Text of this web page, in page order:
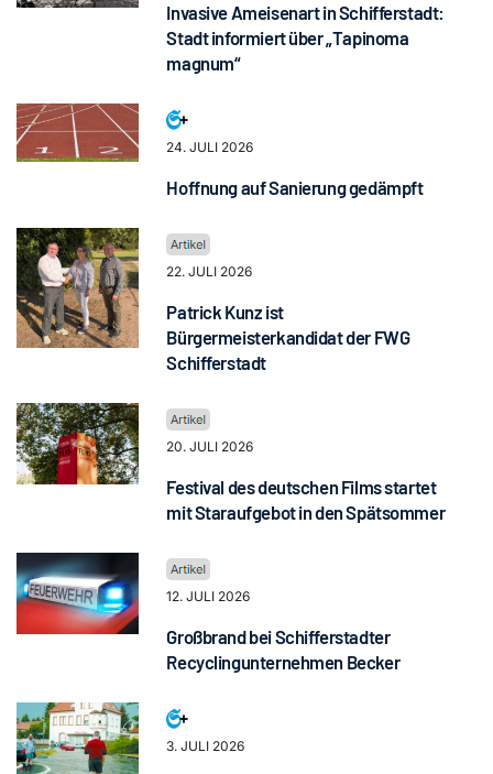
Invasive Ameisenart in Schifferstadt:
Stadt informiert über „Tapinoma
magnum“
24. JULI 2026
Hoffnung auf Sanierung gedämpft
22. JULI 2026
Patrick Kunz ist
Bürgermeisterkandidat der FWG
Schifferstadt
20. JULI 2026
Festival des deutschen Films startet
mit Staraufgebot in den Spätsommer
12. JULI 2026
Großbrand bei Schifferstadter
Recyclingunternehmen Becker
3. JULI 2026